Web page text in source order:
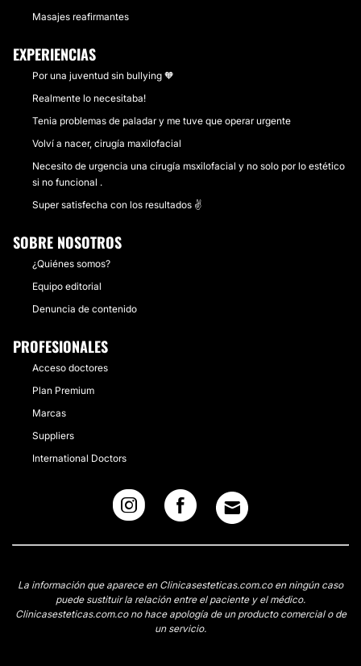
Masajes reafirmantes
EXPERIENCIAS
Por una juventud sin bullying 🧡
Realmente lo necesitaba!
Tenia problemas de paladar y me tuve que operar urgente
Volví a nacer, cirugía maxilofacial
Necesito de urgencia una cirugía msxilofacial y no solo por lo estético
si no funcional .
Super satisfecha con los resultados ✌️
SOBRE NOSOTROS
¿Quiénes somos?
Equipo editorial
Denuncia de contenido
PROFESIONALES
Acceso doctores
Plan Premium
Marcas
Suppliers
International Doctors
La información que aparece en Clinicasesteticas.com.co en ningún caso
puede sustituir la relación entre el paciente y el médico.
Clinicasesteticas.com.co no hace apología de un producto comercial o de
un servicio.